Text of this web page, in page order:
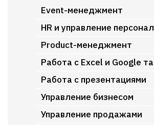
Event-менеджмент
HR и управление
Product-менеджмент
Работа с Excel и Google
Работа с презентациями
Управление бизнесом
Управление продажами